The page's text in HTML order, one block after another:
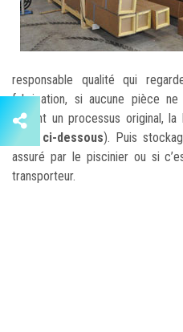
responsable qualité qui
fabrication, si aucune pièce
suivant un processus original,
voir ci-dessous). Puis
assuré par le piscinier ou si
transporteur.